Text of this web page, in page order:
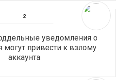
уведомления о
могут привести к взлому
аккаунта